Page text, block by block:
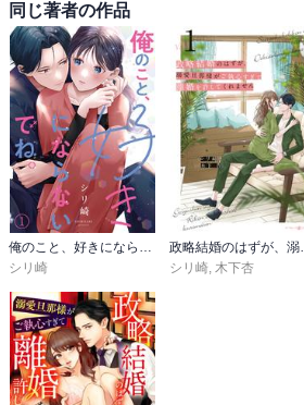
同じ著者の作品
俺のこと、好きにならないでね。
シリ崎
政略結婚のは
シリ崎, 木下杏